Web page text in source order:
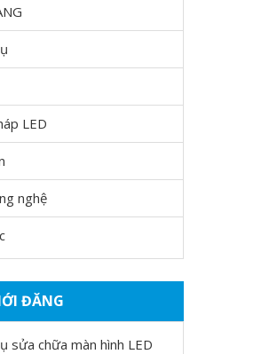
LED
nghệ
ĐĂNG
sửa chữa màn hình LED